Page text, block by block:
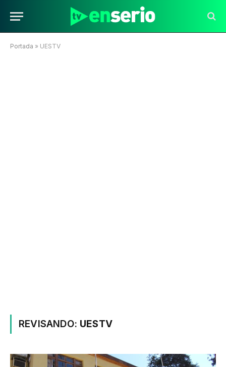
Portada » UESTV
REVISANDO: UESTV